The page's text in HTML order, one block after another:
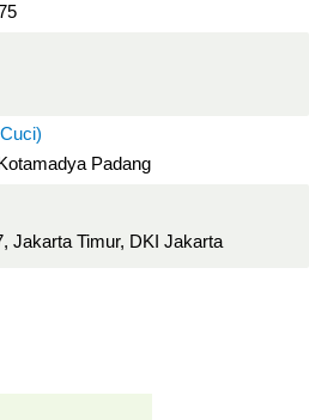
Padang
Jakarta Timur, DKI Jakarta